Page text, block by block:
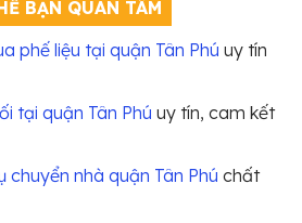
BẠN QUAN TÂM
phế liệu tại quận Tân Phú uy tín
tại quận Tân Phú uy tín, cam kết
chuyển nhà quận Tân Phú chất